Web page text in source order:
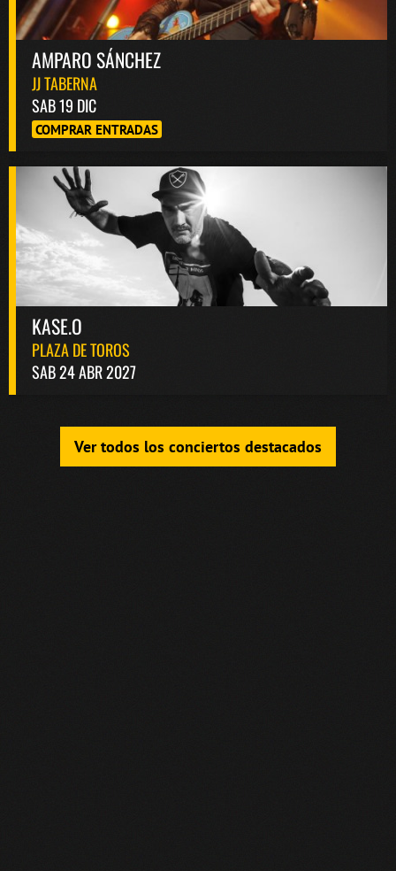
AMPARO SÁNCHEZ
JJ TABERNA
SAB 19 DIC
COMPRAR ENTRADAS
KASE.O
PLAZA DE TOROS
SAB 24 ABR 2027
Ver todos los conciertos destacados